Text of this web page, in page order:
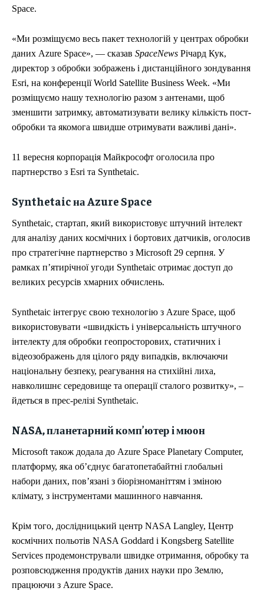
Space.
«Ми розміщуємо весь пакет технологій у центрах обробки
даних Azure Space», — сказав SpaceNews Річард Кук,
директор з обробки зображень і дистанційного зондування
Esri, на конференції World Satellite Business Week. «Ми
розміщуємо нашу технологію разом з антенами, щоб
зменшити затримку, автоматизувати велику кількість пост-
обробки та якомога швидше отримувати важливі дані».
11 вересня корпорація Майкрософт оголосила про
партнерство з Esri та Synthetaic.
Synthetaic на Azure Space
Synthetaic, стартап, який використовує штучний інтелект
для аналізу даних космічних і бортових датчиків, оголосив
про стратегічне партнерство з Microsoft 29 серпня. У
рамках п’ятирічної угоди Synthetaic отримає доступ до
великих ресурсів хмарних обчислень.
Synthetaic інтегрує свою технологію з Azure Space, щоб
використовувати «швидкість і універсальність штучного
інтелекту для обробки геопросторових, статичних і
відеозображень для цілого ряду випадків, включаючи
національну безпеку, реагування на стихійні лиха,
навколишнє середовище та операції сталого розвитку», –
йдеться в прес-релізі Synthetaic.
NASA, планетарний комп’ютер і мюон
Microsoft також додала до Azure Space Planetary Computer,
платформу, яка об’єднує багатопетабайтні глобальні
набори даних, пов’язані з біорізноманіттям і зміною
клімату, з інструментами машинного навчання.
Крім того, дослідницький центр NASA Langley, Центр
космічних польотів NASA Goddard і Kongsberg Satellite
Services продемонстрували швидке отримання, обробку та
розповсюдження продуктів даних науки про Землю,
працюючи з Azure Space.